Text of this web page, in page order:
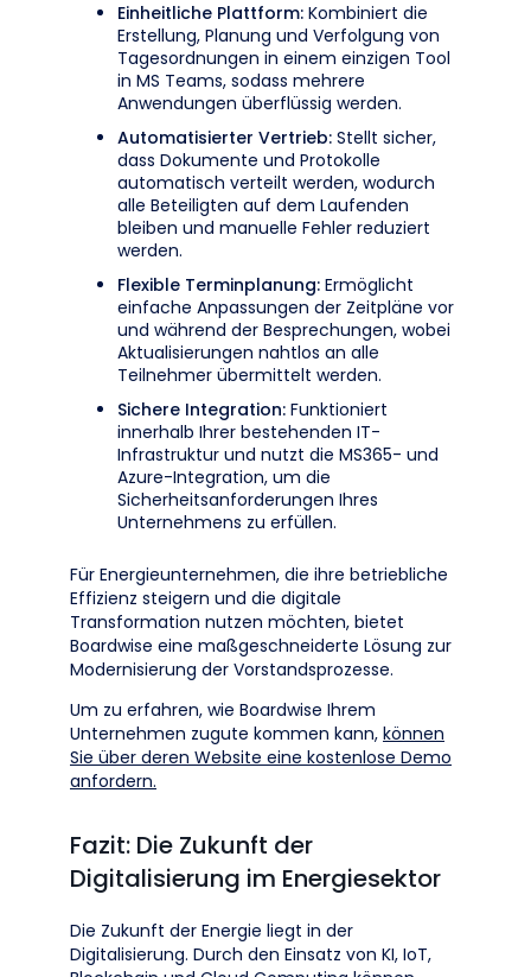
Einheitliche Plattform: Kombiniert die
Erstellung, Planung und Verfolgung von
Tagesordnungen in einem einzigen Tool
in MS Teams, sodass mehrere
Anwendungen überflüssig werden.
Automatisierter Vertrieb: Stellt sicher,
dass Dokumente und Protokolle
automatisch verteilt werden, wodurch
alle Beteiligten auf dem Laufenden
bleiben und manuelle Fehler reduziert
werden.
Flexible Terminplanung: Ermöglicht
einfache Anpassungen der Zeitpläne vor
und während der Besprechungen, wobei
Aktualisierungen nahtlos an alle
Teilnehmer übermittelt werden.
Sichere Integration: Funktioniert
innerhalb Ihrer bestehenden IT-
Infrastruktur und nutzt die MS365- und
Azure-Integration, um die
Sicherheitsanforderungen Ihres
Unternehmens zu erfüllen.
Für Energieunternehmen, die ihre betriebliche
Effizienz steigern und die digitale
Transformation nutzen möchten, bietet
Boardwise eine maßgeschneiderte Lösung zur
Modernisierung der Vorstandsprozesse.
Um zu erfahren, wie Boardwise Ihrem
Unternehmen zugute kommen kann, können
Sie über deren Website eine kostenlose Demo
anfordern.
Fazit: Die Zukunft der
Digitalisierung im Energiesektor
Die Zukunft der Energie liegt in der
Digitalisierung. Durch den Einsatz von KI, IoT,